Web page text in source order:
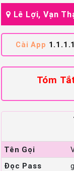
Lê Lợi, Vạn
Cài App 1.1.1.1
Tóm
Tên Gọi
Đọc Pass